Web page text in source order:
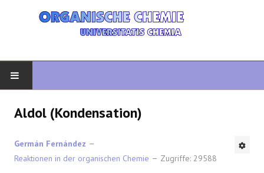
FORTGESCHRITTENE ORGANISCHE
Aldol (Kondensation)
Germán Fernández
Reaktionen in der organischen Chemie
Zugriffe: 29588